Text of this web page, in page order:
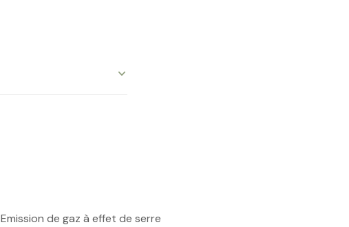
Emission de gaz à effet de serre